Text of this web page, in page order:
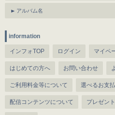
アルバム名
information
インフォTOP ログイン マイペ
はじめての方へ お問い合わせ
ご利用料金等について 選べるお支
配信コンテンツについて プレゼン